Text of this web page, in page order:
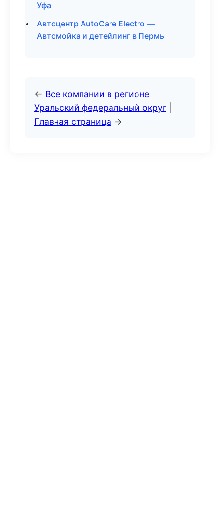
Уфа
Автоцентр AutoCare Electro —
Автомойка и детейлинг в Пермь
← Все компании в регионе
Уральский федеральный округ
Главная страница →